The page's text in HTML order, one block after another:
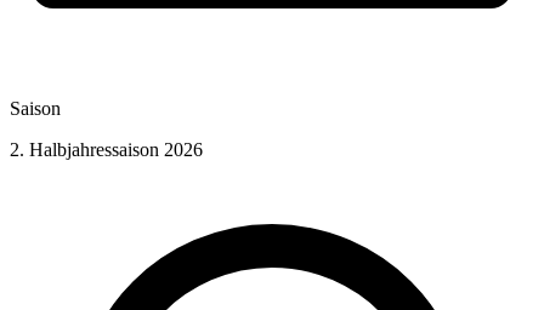
Saison
2. Halbjahressaison 2026